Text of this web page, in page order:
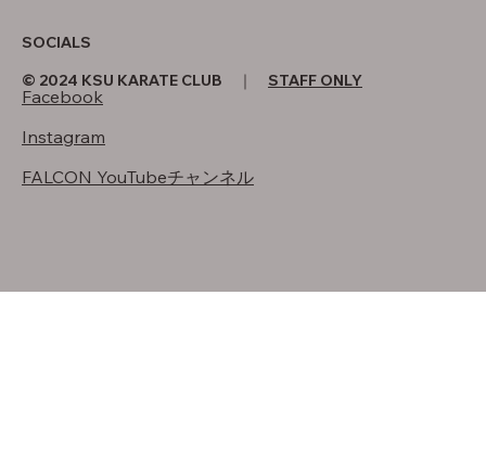
SOCIALS
Facebook
Instagram
FALCON YouTubeチャンネル
© 2024 KSU KARATE CLUB ｜ STAFF ONLY